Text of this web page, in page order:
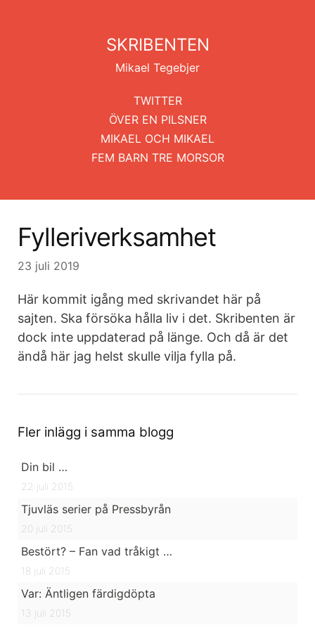
SKRIBENTEN
Mikael Tegebjer
TWITTER
ÖVER EN PILSNER
MIKAEL OCH MIKAEL
FEM BARN TRE MORSOR
Fylleriverksamhet
23 juli 2019
Här kommit igång med skrivandet här på
sajten. Ska försöka hålla liv i det. Skribenten är
dock inte uppdaterad på länge. Och då är det
ändå här jag helst skulle vilja fylla på.
Fler inlägg i samma blogg
Din bil …
22 juli 2015
Tjuvläs serier på Pressbyrån
20 juli 2015
Bestört? – Fan vad tråkigt …
18 juli 2015
Var: Äntligen färdigdöpta
13 juli 2015